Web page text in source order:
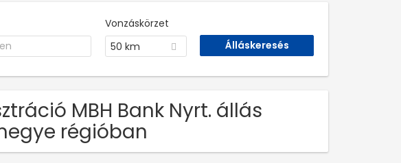
Vonzáskörzet
50 km
MBH Bank Nyrt. állás
régióban